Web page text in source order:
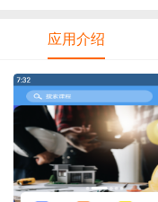
应用介绍